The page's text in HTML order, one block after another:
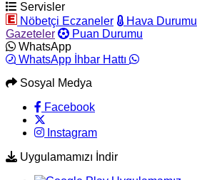
Servisler
Nöbetçi Eczaneler
Hava Durumu
Gazeteler
Puan Durumu
WhatsApp
WhatsApp İhbar Hattı
Sosyal Medya
Facebook
Instagram
Uygulamamızı İndir